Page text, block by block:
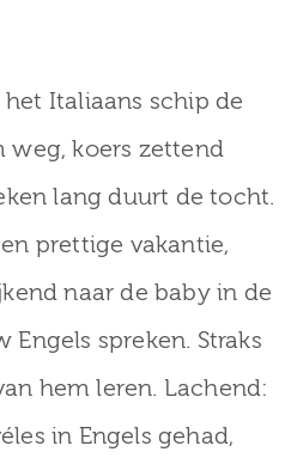
Italiaans schip de
weg, koers zettend
lang duurt de tocht.
prettige vakantie,
naar de baby in de
spreken. Straks
hem leren. Lachend:
in Engels gehad,